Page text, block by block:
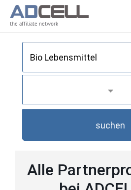
the affiliate network
suchen
Alle